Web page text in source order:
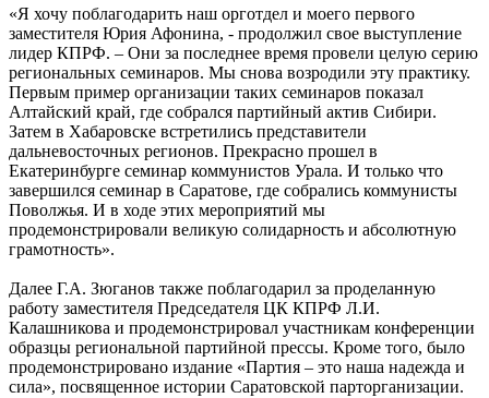
«Я хочу поблагодарить наш орготдел и моего первого
заместителя Юрия Афонина, - продолжил свое выступление
лидер КПРФ. – Они за последнее время провели целую серию
региональных семинаров. Мы снова возродили эту практику.
Первым пример организации таких семинаров показал
Алтайский край, где собрался партийный актив Сибири.
Затем в Хабаровске встретились представители
дальневосточных регионов. Прекрасно прошел в
Екатеринбурге семинар коммунистов Урала. И только что
завершился семинар в Саратове, где собрались коммунисты
Поволжья. И в ходе этих мероприятий мы
продемонстрировали великую солидарность и абсолютную
грамотность».
Далее Г.А. Зюганов также поблагодарил за проделанную
работу заместителя Председателя ЦК КПРФ Л.И.
Калашникова и продемонстрировал участникам конференции
образцы региональной партийной прессы. Кроме того, было
продемонстрировано издание «Партия – это наша надежда и
сила», посвященное истории Саратовской парторганизации.